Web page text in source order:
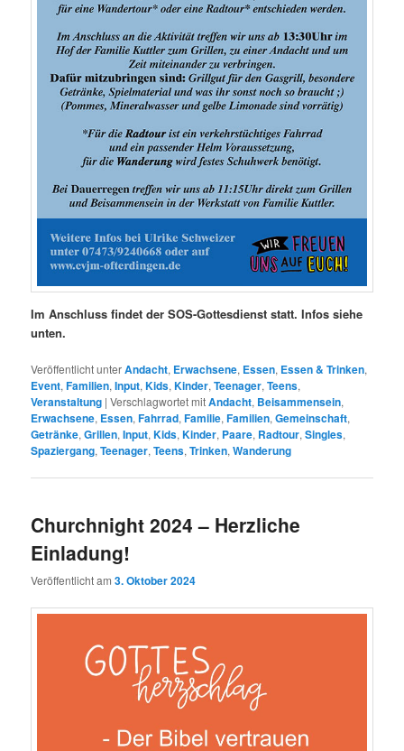
Im Anschluss findet der SOS-Gottesdienst statt. Infos siehe
unten.
Veröffentlicht unterAndacht, Erwachsene, Essen, Essen & Trinken,
Event,Familien,Input,Kids,Kinder,Teenager,Teens,
Veranstaltung |Verschlagwortet mitAndacht, Beisammensein,
Erwachsene, Essen,Fahrrad,Familie,Familien,Gemeinschaft,
Getränke,Grillen,Input,Kids,Kinder, Paare, Radtour,Singles,
Spaziergang,Teenager,Teens,Trinken,Wanderung
Churchnight 2024 – Herzliche
Einladung!
Veröffentlicht am3. Oktober 2024